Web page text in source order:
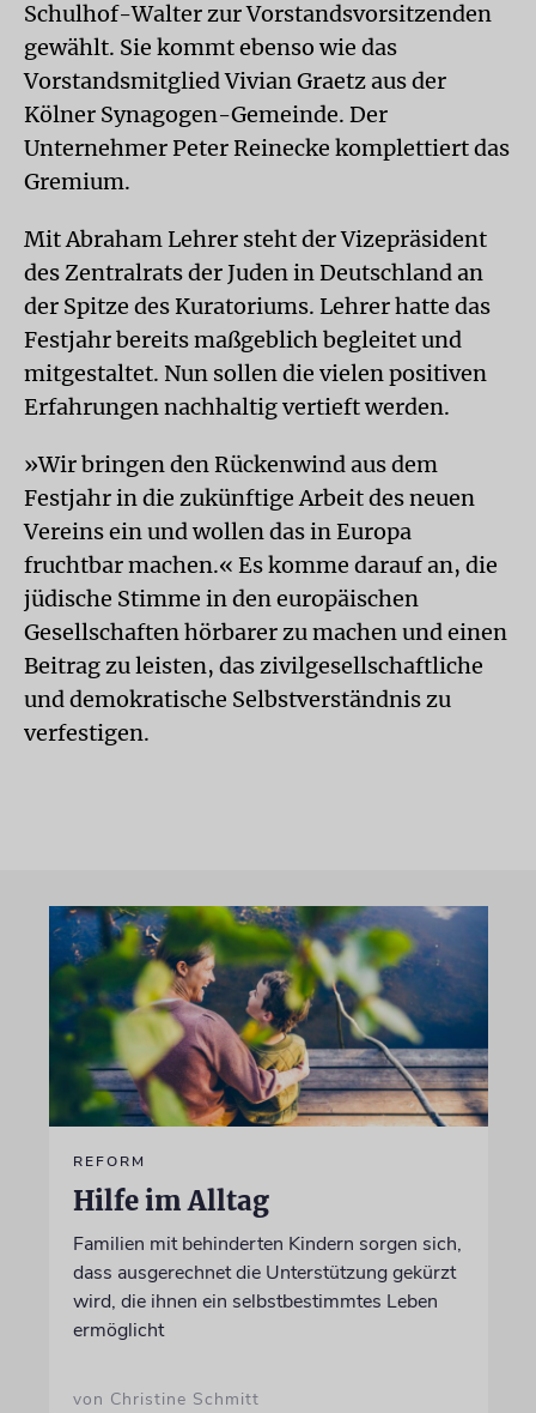
Schulhof-Walter zur Vorstandsvorsitzenden
gewählt. Sie kommt ebenso wie das
Vorstandsmitglied Vivian Graetz aus der
Kölner Synagogen-Gemeinde. Der
Unternehmer Peter Reinecke komplettiert das
Gremium.
Mit Abraham Lehrer steht der Vizepräsident
des Zentralrats der Juden in Deutschland an
der Spitze des Kuratoriums. Lehrer hatte das
Festjahr bereits maßgeblich begleitet und
mitgestaltet. Nun sollen die vielen positiven
Erfahrungen nachhaltig vertieft werden.
»Wir bringen den Rückenwind aus dem
Festjahr in die zukünftige Arbeit des neuen
Vereins ein und wollen das in Europa
fruchtbar machen.« Es komme darauf an, die
jüdische Stimme in den europäischen
Gesellschaften hörbarer zu machen und einen
Beitrag zu leisten, das zivilgesellschaftliche
und demokratische Selbstverständnis zu
verfestigen.
REFORM
Hilfe im Alltag
Familien mit behinderten Kindern sorgen sich,
dass ausgerechnet die Unterstützung gekürzt
wird, die ihnen ein selbstbestimmtes Leben
ermöglicht
von Christine Schmitt